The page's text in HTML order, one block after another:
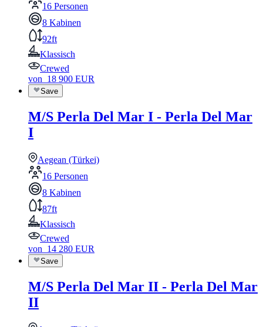
16 Personen
8 Kabinen
92ft
Klassisch
Crewed
von 18 900 EUR
Save
M/S Perla Del Mar I - Perla Del Mar
I
Aegean (Türkei)
16 Personen
8 Kabinen
87ft
Klassisch
Crewed
von 14 280 EUR
Save
M/S Perla Del Mar II - Perla Del Mar
II